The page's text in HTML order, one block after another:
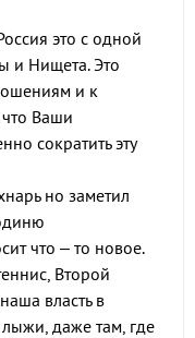
это с одной
и Нищета. Это
и к
Ваши
сократить эту
но заметил
что – то новое.
Второй
власть в
лыжи, даже там, где